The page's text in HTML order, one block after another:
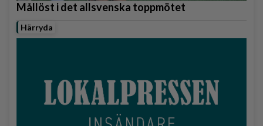
Mållöst i det allsvenska toppmötet
Härryda